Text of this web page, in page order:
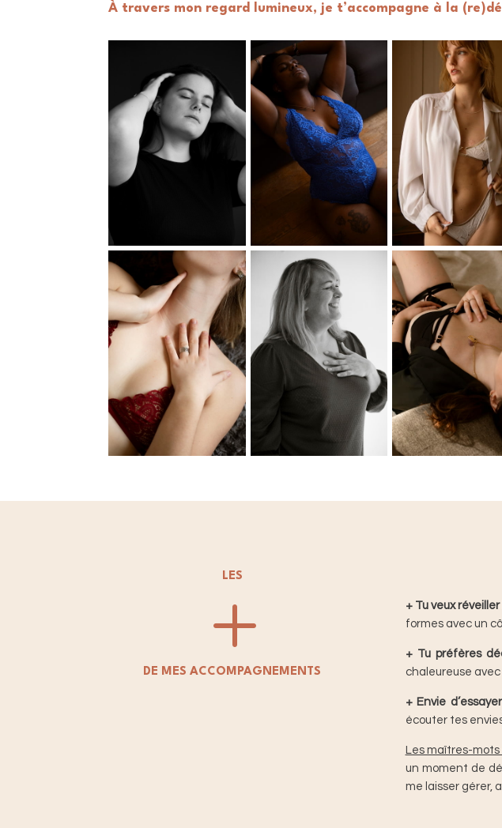
À travers mon regard lumineux, je t’accompagne à la
LES
L
DE MES ACCOMPAGNEMENTS
+ Tu veux
formes avec un
+ Tu préfères
chaleureuse
+ Envie
écouter tes
Les maîtres-
un moment de
me laisser gérer,